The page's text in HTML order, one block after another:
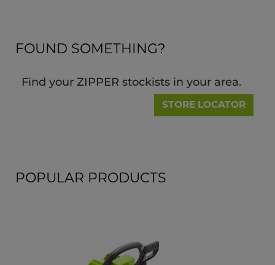
FOUND SOMETHING?
Find your ZIPPER stockists in your area.
STORE LOCATOR
POPULAR PRODUCTS